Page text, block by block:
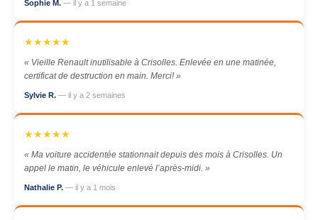
Sophie M. — il y a 1 semaine
★★★★★
« Vieille Renault inutilisable à Crisolles. Enlevée en une matinée,
certificat de destruction en main. Merci! »
Sylvie R. — il y a 2 semaines
★★★★★
« Ma voiture accidentée stationnait depuis des mois à Crisolles. Un
appel le matin, le véhicule enlevé l’après-midi. »
Nathalie P. — il y a 1 mois